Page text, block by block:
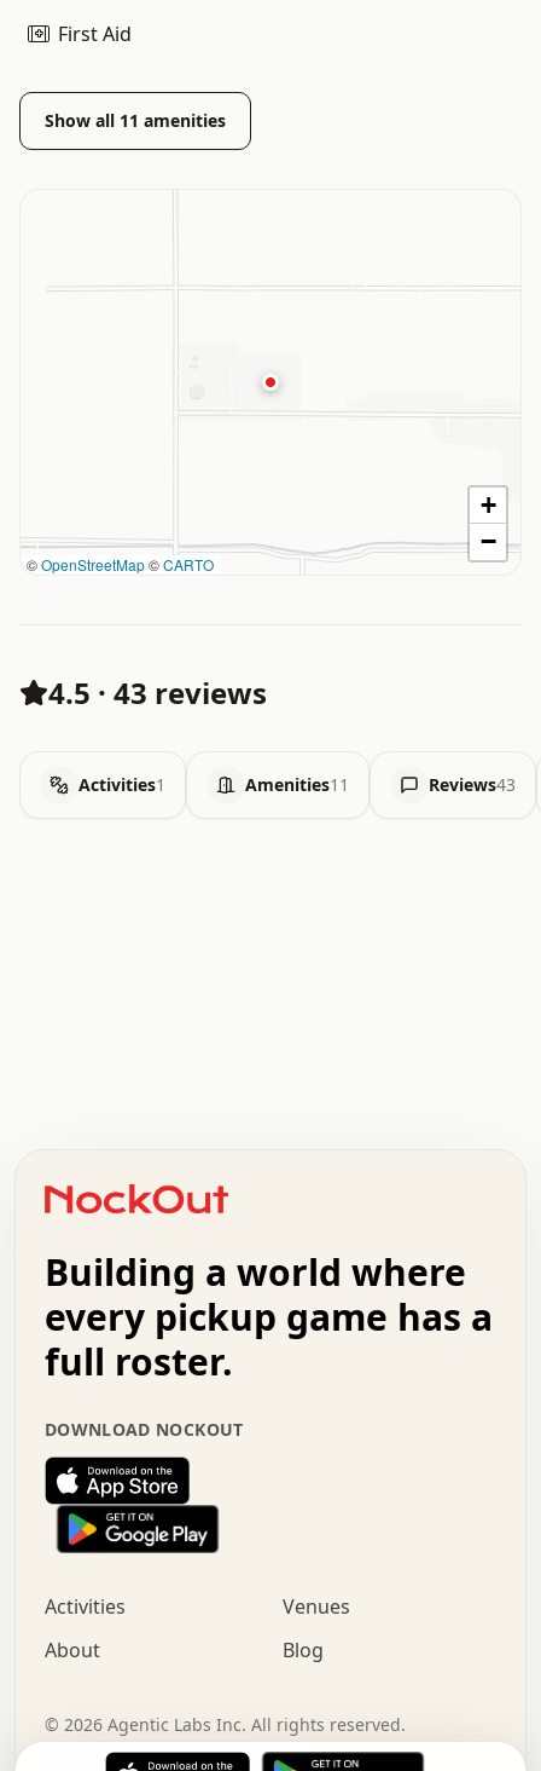
First Aid
Show all 11 amenities
©OpenStreetMap©CARTO
+
−
4.5 · 43 reviews
Activities1 Amenities11 Reviews43
+   .   .   .   .   .   .   .   .   .   +   .   .
.   .   .   .   .   .   .   .   .   .   .   :   .
.   .   .   .   +   .   .   .   .   .   .   .   +
.   :   .   .   .   .   .   .   .   .   o   .   .
.   .   x   .   .   .   .   .   .   :   .   .   o
.   .   .   .   :   .   .   .   .   o   .   .   .
.   .   .   .   .   .   .   :   .   .   .   .   .
.   .   .   .   .   .   .   +   .   .   x   .   .
.   .   .   .   .   :   +   .   .   .   .   .   o
.   .   .   .   .   .   .   .   .   .   .   .   .
.   .   :   o   .   .   .   .   .   .   .   +   .
.   o   .   .   .   .   x   .   .   .   .   .   .
+   .   o   .   .   .   .   o   .   .   .   .
.   +   .   .   .   .   .   .   .   .   :   .   x
.   .   .   .   .   .   .   .   .   .   .   .   .   .
Building a world where
every pickup game has a
full roster.
DOWNLOAD NOCKOUT
Activities
Venues
About
Blog
© 2026 Agentic Labs Inc. All rights reserved.